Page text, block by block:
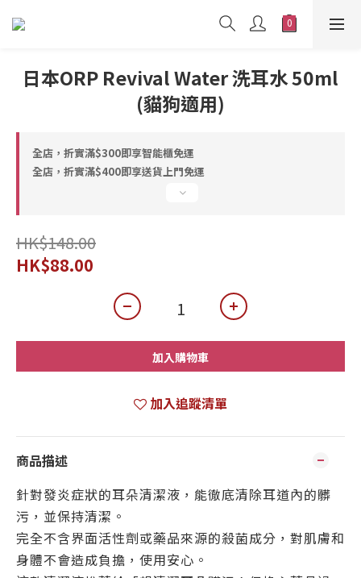
日本ORP Revival Water 洗耳水 50ml
(貓狗適用)
全店，折實滿$300即享智能櫃免運
全店，折實滿$400即享送貨上門免運
HK$148.00
HK$88.00
加入購物車
加入追蹤清單
商品描述
針對發炎症狀的耳朵清潔液，能徹底清除耳道內的髒
污，並保持清潔。
完全不含界面活性劑或藥品來源的殺菌成分，對肌膚和
身體不會造成負擔，使用安心。